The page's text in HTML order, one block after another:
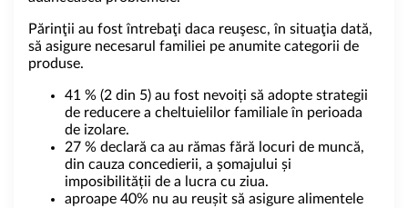
Părinţii au fost întrebaţi daca reuşesc, în situaţia dată,
să asigure necesarul familiei pe anumite categorii de
produse.
41 % (2 din 5) au fost nevoiți să adopte strategii
de reducere a cheltuielilor familiale în perioada
de izolare.
27 % declară ca au rămas fără locuri de muncă,
din cauza concedierii, a șomajului și
imposibilității de a lucra cu ziua.
aproape 40% nu au reușit să asigure alimentele